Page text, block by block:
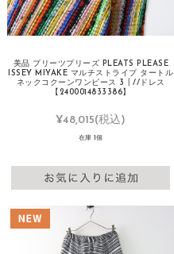
美品 プリーツプリーズ PLEATS PLEASE
ISSEY MIYAKE マルチストライプ タートル
ネックコクーンワンピース 3┃//ドレス
【2400014833386】
¥48,015(税込)
在庫 1個